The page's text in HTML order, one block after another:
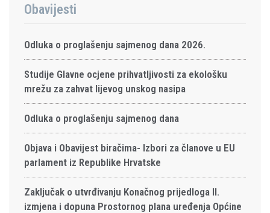
Obavijesti
Odluka o proglašenju sajmenog dana 2026.
Studije Glavne ocjene prihvatljivosti za ekološku
mrežu za zahvat lijevog unskog nasipa
Odluka o proglašenju sajmenog dana
Objava i Obavijest biračima- Izbori za članove u EU
parlament iz Republike Hrvatske
Zaključak o utvrđivanju Konačnog prijedloga II.
izmjena i dopuna Prostornog plana uređenja Općine